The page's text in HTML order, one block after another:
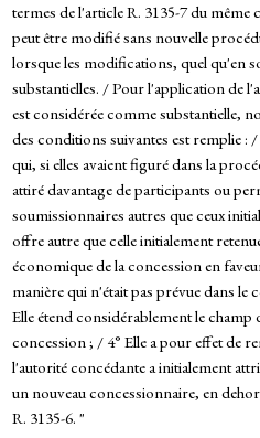
termes de l'article R. 3135-7 du
peut être modifié sans nouvelle
lorsque les modifications, quel qu'en
substantielles. / Pour l'application de
est considérée comme substantielle,
des conditions suivantes est remplie :
qui, si elles avaient figuré dans la
attiré davantage de participants ou
soumissionnaires autres que ceux
offre autre que celle initialement
économique de la concession en
manière qui n'était pas prévue dans
Elle étend considérablement le
concession ; / 4° Elle a pour effet de
l'autorité concédante a initialement
un nouveau concessionnaire, en
R. 3135-6. "